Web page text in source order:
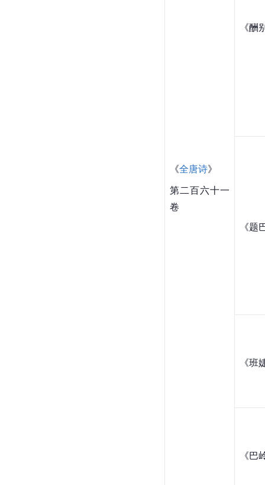
《全唐诗》
第二百六十一
卷
《酬
《题
《
《巴